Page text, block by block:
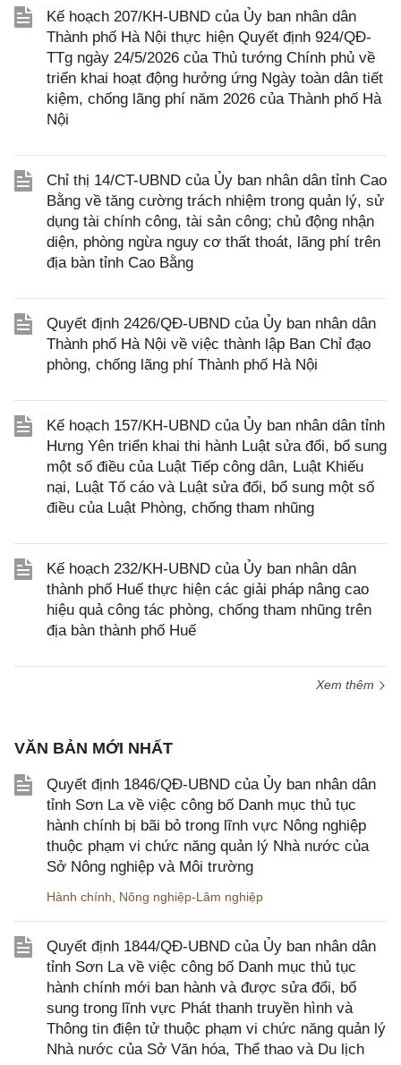
Kế hoạch 207/KH-UBND của Ủy ban nhân dân
Thành phố Hà Nội thực hiện Quyết định 924/QĐ-
TTg ngày 24/5/2026 của Thủ tướng Chính phủ về
triển khai hoạt động hưởng ứng Ngày toàn dân tiết
kiệm, chống lãng phí năm 2026 của Thành phố Hà
Nội
Chỉ thị 14/CT-UBND của Ủy ban nhân dân tỉnh Cao
Bằng về tăng cường trách nhiệm trong quản lý, sử
dụng tài chính công, tài sản công; chủ động nhận
diện, phòng ngừa nguy cơ thất thoát, lãng phí trên
địa bàn tỉnh Cao Bằng
Quyết định 2426/QĐ-UBND của Ủy ban nhân dân
Thành phố Hà Nội về việc thành lập Ban Chỉ đạo
phòng, chống lãng phí Thành phố Hà Nội
Kế hoạch 157/KH-UBND của Ủy ban nhân dân tỉnh
Hưng Yên triển khai thi hành Luật sửa đổi, bổ sung
một số điều của Luật Tiếp công dân, Luật Khiếu
nại, Luật Tố cáo và Luật sửa đổi, bổ sung một số
điều của Luật Phòng, chống tham nhũng
Kế hoạch 232/KH-UBND của Ủy ban nhân dân
thành phố Huế thực hiện các giải pháp nâng cao
hiệu quả công tác phòng, chống tham nhũng trên
địa bàn thành phố Huế
Xem thêm
VĂN BẢN MỚI NHẤT
Quyết định 1846/QĐ-UBND của Ủy ban nhân dân
tỉnh Sơn La về việc công bố Danh mục thủ tục
hành chính bị bãi bỏ trong lĩnh vực Nông nghiệp
thuộc phạm vi chức năng quản lý Nhà nước của
Sở Nông nghiệp và Môi trường
Hành chính Nông nghiệp-Lâm nghiệp
Quyết định 1844/QĐ-UBND của Ủy ban nhân dân
tỉnh Sơn La về việc công bố Danh mục thủ tục
hành chính mới ban hành và được sửa đổi, bổ
sung trong lĩnh vực Phát thanh truyền hình và
Thông tin điện tử thuộc phạm vi chức năng quản lý
Nhà nước của Sở Văn hóa, Thể thao và Du lịch